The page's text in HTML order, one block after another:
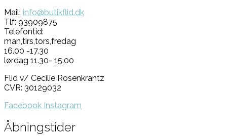
Mail: info@butikflid.dk
Tlf: 93909875
Telefontid:
man,tirs,tors,fredag
16.00 -17.30
lørdag 11.30- 15.00
Flid v/ Cecilie Rosenkrantz
CVR: 30129032
Facebook Instagram
Åbningstider